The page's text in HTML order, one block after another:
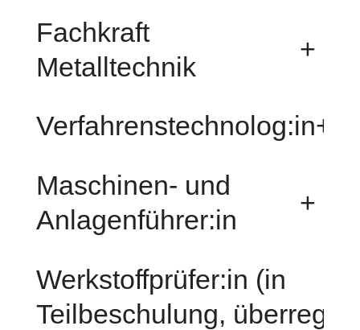
Fachkraft
Metalltechnik
+
Verfahrenstechnolog:in+
Maschinen- und
Anlagenführer:in
+
Werkstoffprüfer:in (in
Teilbeschulung,